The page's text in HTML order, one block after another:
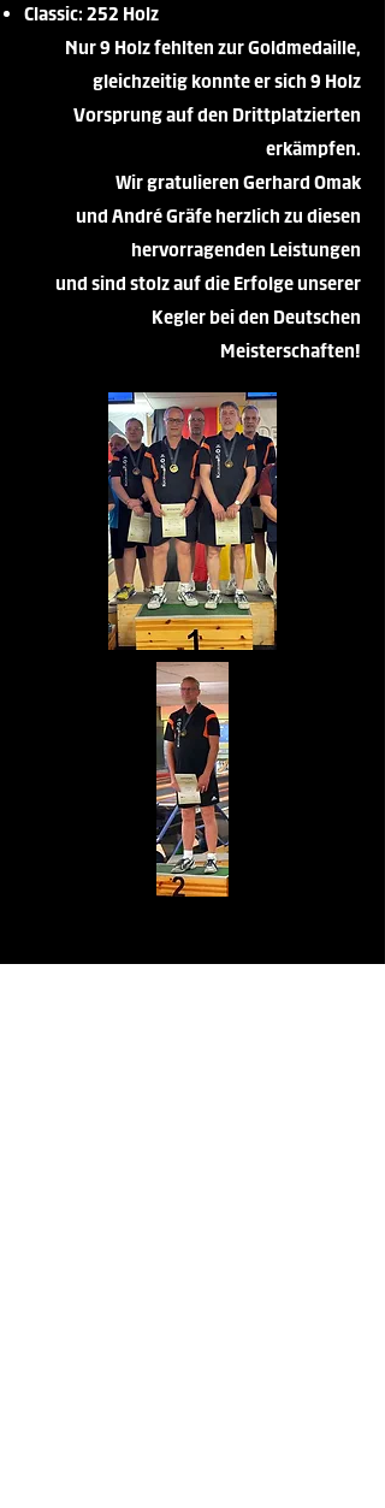
Classic: 252 Holz
Nur 9 Holz fehlten zur Goldmedaille,
gleichzeitig konnte er sich 9 Holz
Vorsprung auf den Drittplatzierten
erkämpfen.
Wir gratulieren Gerhard Omak
und André Gräfe herzlich zu diesen
hervorragenden Leistungen
und sind stolz auf die Erfolge unserer
Kegler bei den Deutschen
Meisterschaften!